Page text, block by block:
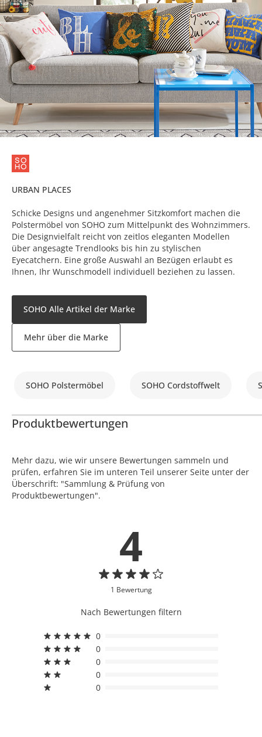
URBAN PLACES
Schicke Designs und angenehmer Sitzkomfort machen die
Polstermöbel von SOHO zum Mittelpunkt des Wohnzimmers.
Die Designvielfalt reicht von zeitlos eleganten Modellen
über angesagte Trendlooks bis hin zu stylischen
Eyecatchern. Eine große Auswahl an Bezügen erlaubt es
Ihnen, Ihr Wunschmodell individuell beziehen zu lassen.
SOHO Alle Artikel der Marke
Mehr über die Marke
SOHO Polstermöbel SOHO Cordstoffwelt
Produktbewertungen
Mehr dazu, wie wir unsere Bewertungen sammeln und
prüfen, erfahren Sie im unteren Teil unserer Seite unter der
Überschrift: "Sammlung & Prüfung von
Produktbewertungen".
4
1 Bewertung
Nach Bewertungen filtern
0
0
0
0
0